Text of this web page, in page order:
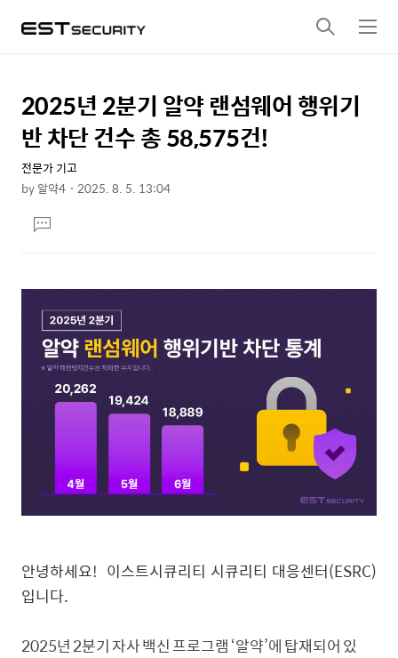
검
색
메
뉴
상
세
컨
텐
본
문
제
목
2025년 2분기 알약 랜섬웨어 행위기
반 차단 건수 총 58,575건!
전문가 기고
by알약4 2025. 8. 5. 13:04
문댓
글
안녕하세요! 이스트시큐리티 시큐리티 대응센터(ESRC)
입니다.
2025년 2분기 자사 백신 프로그램 ‘알약’에 탑재되어 있